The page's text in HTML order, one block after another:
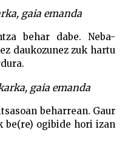
gaia emanda
behar dabe. Neba-
daukozunez zuk hartu
gaia emanda
beharrean. Gaur
be(re) ogibide hori izan